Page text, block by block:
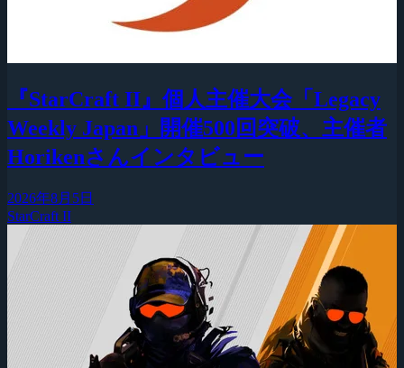
『StarCraft II』個人主催大会「Legacy
Weekly Japan」開催500回突破、主催者
Horikenさんインタビュー
2026年8月5日
StarCraft II